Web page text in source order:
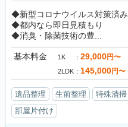
◆新型コロナウイルス対策済み
◆都内なら即日見積もり
◆消臭・除菌技術の豊...
基本料金 1K 29,000円〜
2LDK 145,000円〜
遺品整理 生前整理 特殊清掃
部屋片付け